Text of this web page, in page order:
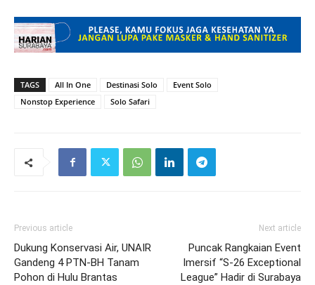
TAGS All In One Destinasi Solo
Event Solo
Nonstop Experience
Solo Safari
Previous article
Dukung Konservasi Air, UNAIR
Gandeng 4 PTN-BH Tanam
Pohon di Hulu Brantas
Next article
Puncak Rangkaian Event
Imersif “S-26 Exceptional
League” Hadir di Surabaya